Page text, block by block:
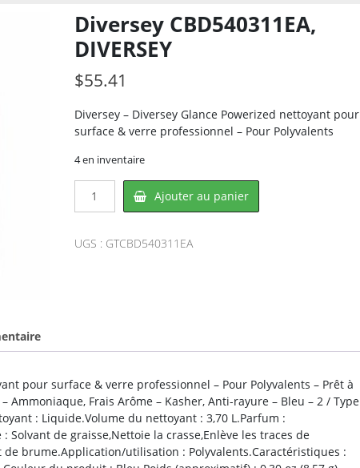
Diversey CBD540311EA,
DIVERSEY
$55.41
Diversey – Diversey Glance Powerized nettoyant pour
surface & verre professionnel – Pour Polyvalents
4 en inventaire
CBD540311EA,
Ajouter au panier
UGS : GTCBD540311EA
pour surface & verre professionnel – Pour Polyvalents – Prêt à
Ammoniaque, Frais Arôme – Kasher, Anti-rayure – Bleu – 2 / Type
: Liquide.Volume du nettoyant : 3,70 L.Parfum :
de graisse,Nettoie la crasse,Enlève les traces de
brume.Application/utilisation : Polyvalents.Caractéristiques :